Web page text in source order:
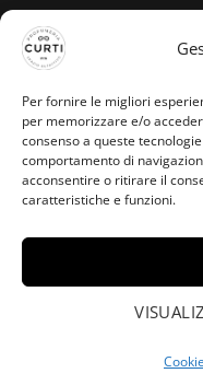
Per fornire le migliori
per memorizzare e/o
consenso a queste
comportamento di
acconsentire o ritirare il
caratteristiche e funzioni.
Blog
I nostri canali social
Credits: